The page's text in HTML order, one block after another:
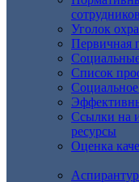
сотрудников
Уголок
Первичная
Список
Ссылки на
ресурсы
Оценка